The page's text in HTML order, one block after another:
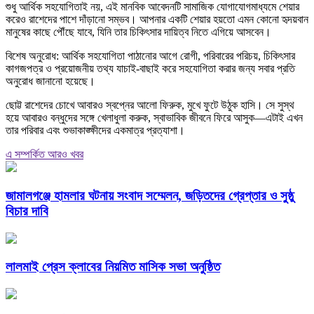
শুধু আর্থিক সহযোগিতাই নয়, এই মানবিক আবেদনটি সামাজিক যোগাযোগমাধ্যমে শেয়ার
করেও রাশেদের পাশে দাঁড়ানো সম্ভব। আপনার একটি শেয়ার হয়তো এমন কোনো হৃদয়বান
মানুষের কাছে পৌঁছে যাবে, যিনি তার চিকিৎসার দায়িত্ব নিতে এগিয়ে আসবেন।
বিশেষ অনুরোধ: আর্থিক সহযোগিতা পাঠানোর আগে রোগী, পরিবারের পরিচয়, চিকিৎসার
কাগজপত্র ও প্রয়োজনীয় তথ্য যাচাই-বাছাই করে সহযোগিতা করার জন্য সবার প্রতি
অনুরোধ জানানো হয়েছে।
ছোট্ট রাশেদের চোখে আবারও স্বপ্নের আলো ফিরুক, মুখে ফুটে উঠুক হাসি। সে সুস্থ
হয়ে আবারও বন্ধুদের সঙ্গে খেলাধুলা করুক, স্বাভাবিক জীবনে ফিরে আসুক—এটাই এখন
তার পরিবার এবং শুভাকাঙ্ক্ষীদের একমাত্র প্রত্যাশা।
এ সম্পর্কিত আরও খবর
জামালগঞ্জে হামলার ঘটনায় সংবাদ সম্মেলন, জড়িতদের গ্রেপ্তার ও সুষ্ঠু
বিচার দাবি
লালমাই প্রেস ক্লাবের নিয়মিত মাসিক সভা অনুষ্ঠিত